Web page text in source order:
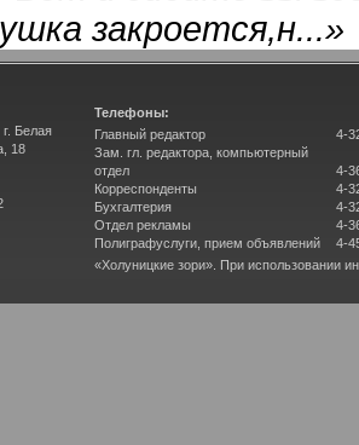
закроется,н...»
Белая
18
Телефоны:
Главный редактор
Зам. гл. редактора, компьютерный
отдел
Корреспонденты
Бухгалтерия
Отдел рекламы
Полиграфуслуги, прием объявлений
4-
4-
4-
4-
4-
4-
«Холуницкие зори». При использовании